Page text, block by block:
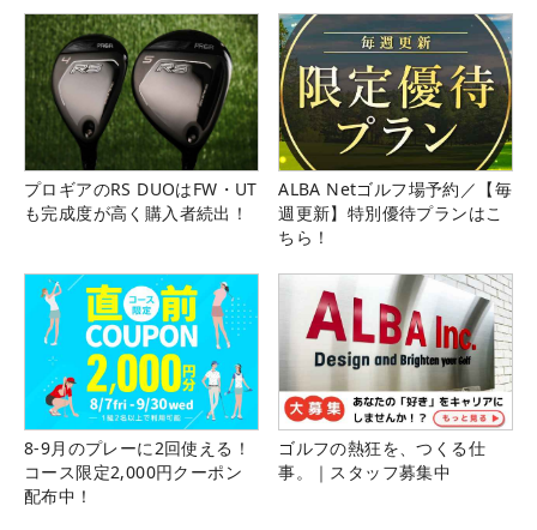
プロギアのRS DUOはFW・UT
も完成度が高く購入者続出！
ALBA Netゴルフ場予約／【毎
週更新】特別優待プランはこ
ちら！
8-9月のプレーに2回使える！
コース限定2,000円クーポン
配布中！
ゴルフの熱狂を、つくる仕
事。｜スタッフ募集中